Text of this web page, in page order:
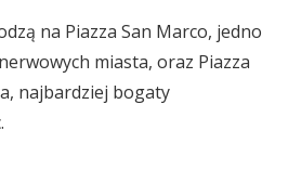
na Piazza San Marco, jedno
miasta, oraz Piazza
najbardziej bogaty